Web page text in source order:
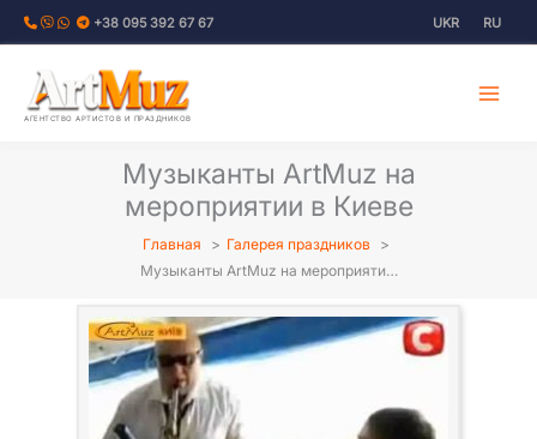
Перейти
+38 095 392 67 67 UKR RU
АГЕНТСТВО АРТИСТОВ И ПРАЗДНИКОВ
Музыканты ArtMuz на
мероприятии в Киеве
Главная
Галерея праздников
Музыканты ArtMuz на мероприяти…